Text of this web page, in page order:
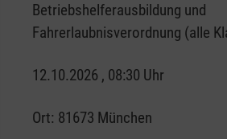
Betriebshelferausbildung und
Fahrerlaubnisverordnung (alle
12.10.2026 , 08:30 Uhr
Ort: 81673 München